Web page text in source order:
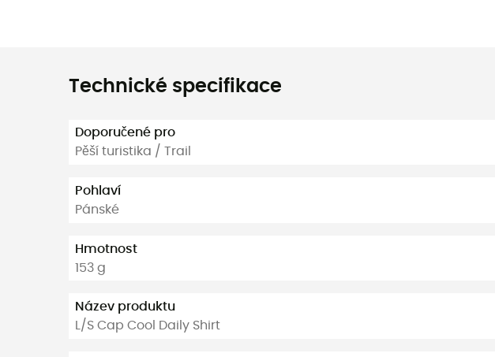
Technické specifikace
Doporučené pro
Pěší turistika / Trail
Pohlaví
Pánské
Hmotnost
153 g
Název produktu
L/S Cap Cool Daily Shirt